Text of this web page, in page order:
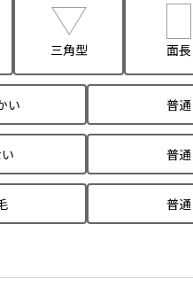
三角型 面長
い 普通
普通
普通